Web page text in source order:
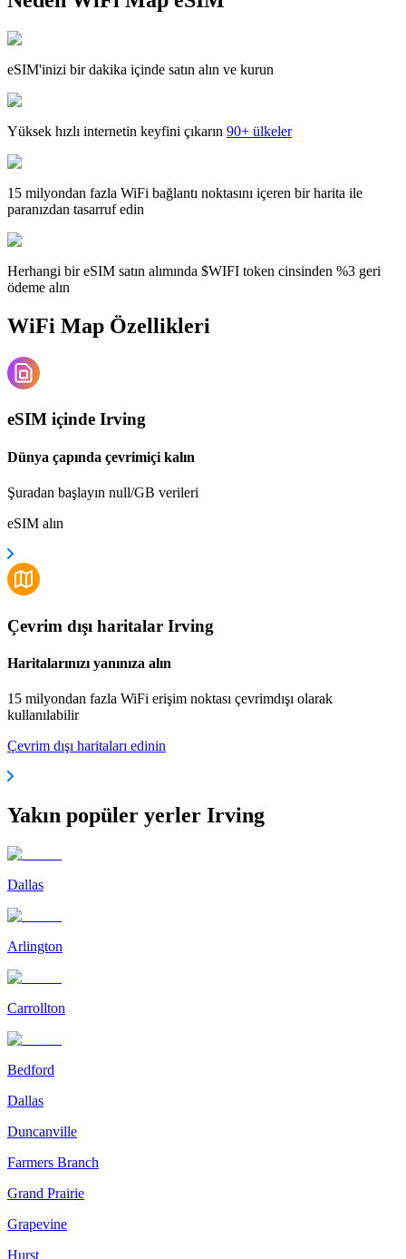
eSIM'inizi bir dakika içinde satın alın ve kurun
Yüksek hızlı internetin keyfini çıkarın 90+ ülkeler
15 milyondan fazla WiFi bağlantı noktasını içeren bir harita ile
paranızdan tasarruf edin
Herhangi bir eSIM satın alımında $WIFI token cinsinden %3 geri
ödeme alın
WiFi Map Özellikleri
eSIM içinde Irving
Dünya çapında çevrimiçi kalın
Şuradan başlayın null/GB verileri
eSIM alın
Çevrim dışı haritalar Irving
Haritalarınızı yanınıza alın
15 milyondan fazla WiFi erişim noktası çevrimdışı olarak
kullanılabilir
Çevrim dışı haritaları edinin
Yakın popüler yerler Irving
Dallas
Arlington
Carrollton
Bedford
Dallas
Duncanville
Farmers Branch
Grand Prairie
Grapevine
Hurst